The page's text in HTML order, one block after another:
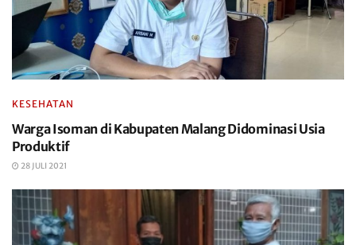
KESEHATAN
Warga Isoman di Kabupaten Malang Didominasi Usia
Produktif
28 JULI 2021